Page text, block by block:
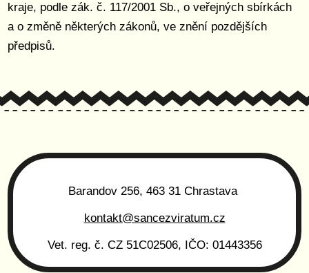
kraje, podle zák. č. 117/2001 Sb., o veřejných sbírkách
a o změně některých zákonů, ve znění pozdějších
předpisů.
Barandov 256, 463 31 Chrastava
kontakt@sancezviratum.cz
Vet. reg. č. CZ 51C02506, IČO: 01443356